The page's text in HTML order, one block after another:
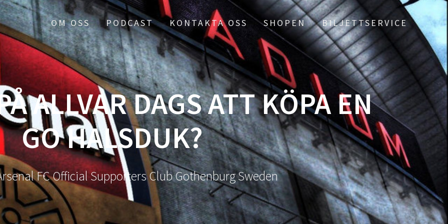
OM OSS PODCAST KONTAKTA OSS SHOPEN BILJETTSERVICE
ALLVAR DAGS ATT KÖPA EN
GO HALSDUK?
FC Official Supporters Club Gothenburg Sweden